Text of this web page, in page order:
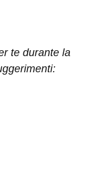
te durante la